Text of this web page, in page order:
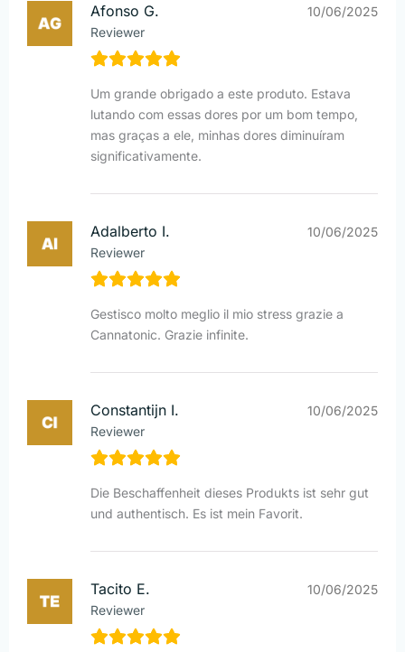
Afonso G.
Reviewer
10/06/2025
Um grande obrigado a este produto. Estava
lutando com essas dores por um bom tempo,
mas graças a ele, minhas dores diminuíram
significativamente.
Adalberto I.
Reviewer
10/06/2025
Gestisco molto meglio il mio stress grazie a
Cannatonic. Grazie infinite.
Constantijn I.
Reviewer
10/06/2025
Die Beschaffenheit dieses Produkts ist sehr gut
und authentisch. Es ist mein Favorit.
Tacito E.
Reviewer
10/06/2025